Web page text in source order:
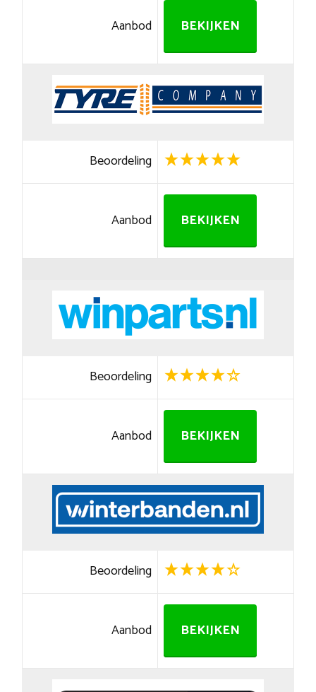
Aanbod BEKIJKEN
Beoordeling
Aanbod BEKIJKEN
Beoordeling
Aanbod BEKIJKEN
Beoordeling
Aanbod BEKIJKEN